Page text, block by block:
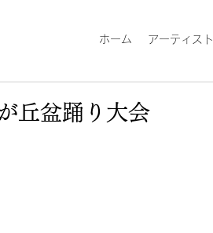
ホーム アーティスト
丘盆踊り大会